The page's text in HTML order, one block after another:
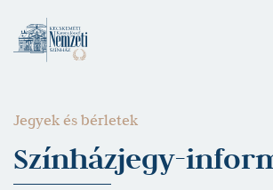
Jegyek és bérletek
Színházjegy-